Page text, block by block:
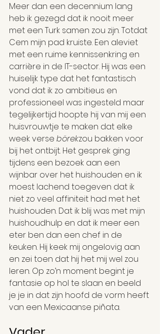
Meer dan een decennium lang
heb ik gezegd dat ik nooit meer
met een Turk samen zou zijn. Totdat
Cem mijn pad kruiste. Een aleviet
met een ruime kennissenkring en
carrière in de IT-sector. Hij was een
huiselijk type dat het fantastisch
vond dat ik zo ambitieus en
professioneel was ingesteld maar
tegelijkertijd hoopte hij van mij een
huisvrouwtje te maken dat elke
week verse börekzou bakken voor
bij het ontbijt. Het gesprek ging
tijdens een bezoek aan een
wijnbar over het huishouden en ik
moest lachend toegeven dat ik
niet zo veel affiniteit had met het
huishouden. Dat ik blij was met mijn
huishoudhulp en dat ik meer een
eter ben dan een chef in de
keuken. Hij keek mij ongelovig aan
en zei toen dat hij het mij wel zou
leren. Op zo’n moment begint je
fantasie op hol te slaan en beeld
je je in dat zijn hoofd de vorm heeft
van een Mexicaanse piñata.